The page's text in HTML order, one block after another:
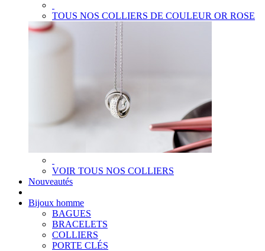
TOUS NOS COLLIERS DE COULEUR OR ROSE
VOIR TOUS NOS COLLIERS
Nouveautés
Bijoux homme
BAGUES
BRACELETS
COLLIERS
PORTE CLÉS